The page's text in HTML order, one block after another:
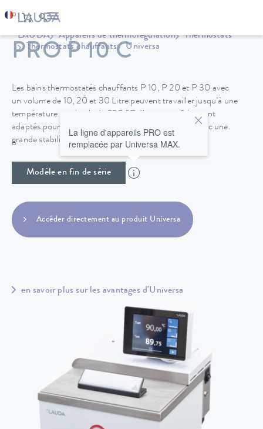
LAUDA Appareils de thermorégulation
Thermostats
Thermostats chauffants
Universa
PRO P 10 C
Les bains thermostatés chauffants P 10, P 20 et P 30 avec
un volume de 10, 20 et 30 Litre peuvent travailler jusqu’à une
température maximale de 250 °C. Ils sont parfaitement
adaptés pour des applications nécessitant un bain avec une
grande stabilité de température.
Modèle en fin de série
La ligne d'appareils PRO est
remplacée par Universa MAX.
Accéder directement au produit Universa
en savoir plus sur les avantages d'Universa